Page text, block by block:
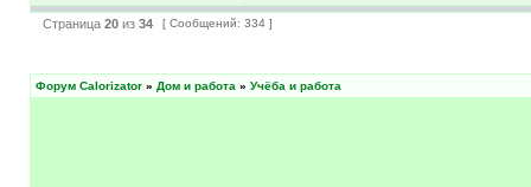
Страница 20 из 34 [ Сообщений: 334 ]
Форум Calorizator » Дом и работа » Учёба и работа